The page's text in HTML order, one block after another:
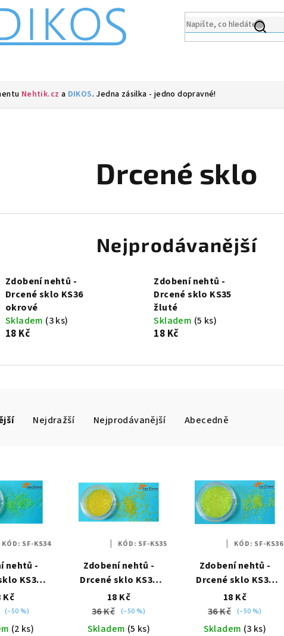
Nehtik.cz a DIKOS. Jedna zásilka - jedno dopravné!
Drcené sklo
Nejprodávanější
Zdobení nehtů -
Drcené sklo KS36
okrové
Skladem (3 ks)
18 Kč
Zdobení nehtů -
Drcené sklo KS35
žluté
Skladem (5 ks)
18 Kč
Nejdražší Nejprodávanější Abecedně
nehtů -
KS34
Kč
(–50 %)
(2 ks)
KÓD: SF-KS34
Zdobení nehtů -
Drcené sklo KS35
žluté
18 Kč
36 Kč (–50 %)
Skladem (5 ks)
KÓD: SF-KS35
Zdobení nehtů -
Drcené sklo KS36
okrové
18 Kč
36 Kč (–50 %)
Skladem (3 ks)
KÓD: SF-KS36